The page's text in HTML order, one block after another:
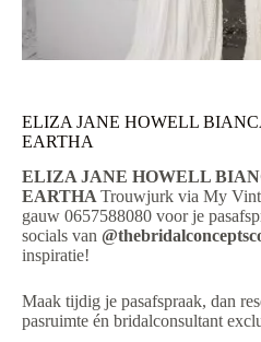
ELIZA JANE HOWELL
EARTHA
ELIZA JANE HOWELL
EARTHA Trouwjurk via My
gauw 0657588080 voor je
socials van
inspiratie!
Maak tijdig je pasafspraak, dan
pasruimte én bridalconsultant